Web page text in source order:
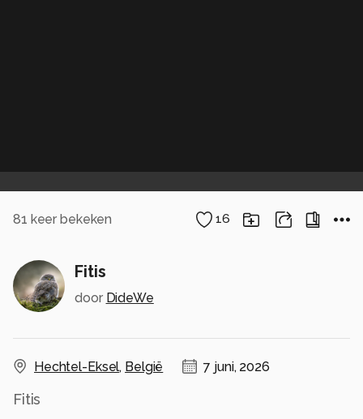
81 keer bekeken 16
Fitis
door DideWe
Hechtel-Eksel, België 7 juni, 2026
Fitis